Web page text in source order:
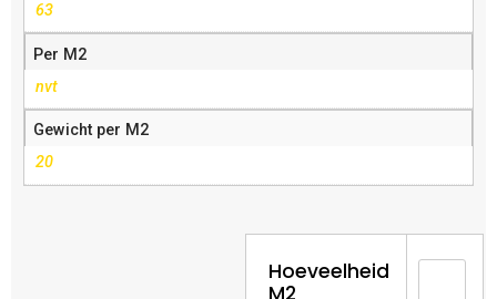
63
Per M2
nvt
Gewicht per M2
20
Hoeveelheid
M2